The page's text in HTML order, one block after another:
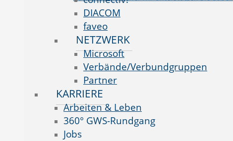
DIACOM
faveo
NETZWERK
Microsoft
Verbände/Verbundgruppen
Partner
KARRIERE
Arbeiten & Leben
360° GWS-Rundgang
Jobs